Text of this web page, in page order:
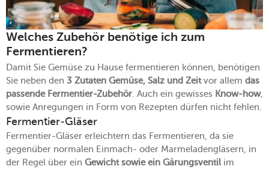
Welches Zubehör benötige ich zum
Fermentieren?
Damit Sie Gemüse zu Hause fermentieren können, benötigen
Sie neben den 3 Zutaten Gemüse, Salz und Zeitvor allem das
passende Fermentier-Zubehör. Auch ein gewisses Know-how,
sowie Anregungen in Form von Rezepten dürfen nicht fehlen.
Fermentier-Gläser
Fermentier-Gläser erleichtern das Fermentieren, da sie
gegenüber normalen Einmach- oder Marmeladengläsern, in
der Regel über ein Gewicht sowie ein Gärungsventilim